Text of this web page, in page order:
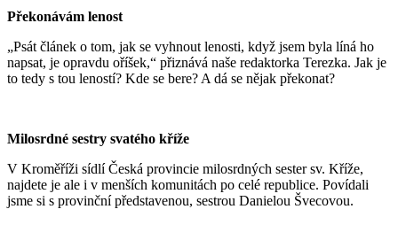
Překonávám lenost
„Psát článek o tom, jak se vyhnout lenosti, když jsem byla líná ho
napsat, je opravdu oříšek,“ přiznává naše redaktorka Terezka. Jak je
to tedy s tou leností? Kde se bere? A dá se nějak překonat?
Milosrdné sestry svatého kříže
V Kroměříži sídlí Česká provincie milosrdných sester sv. Kříže,
najdete je ale i v menších komunitách po celé republice. Povídali
jsme si s provinční představenou, sestrou Danielou Švecovou.